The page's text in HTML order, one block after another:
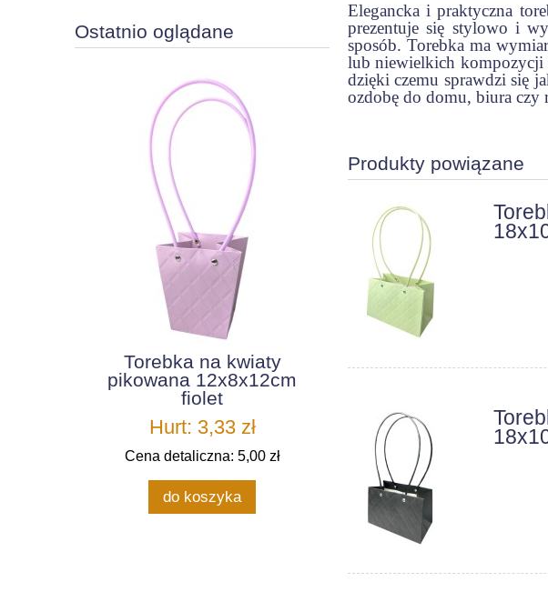
Ostatnio oglądane
Torebka na kwiaty
pikowana 12x8x12cm
fiolet
Hurt: 3,33 zł
Cena detaliczna: 5,00 zł
do koszyka
Elegancka i praktyczna
prezentuje się stylowo i
sposób. Torebka ma
lub niewielkich kompozycji
dzięki czemu sprawdzi się
ozdobę do domu, biura czy
Produkty powiązane